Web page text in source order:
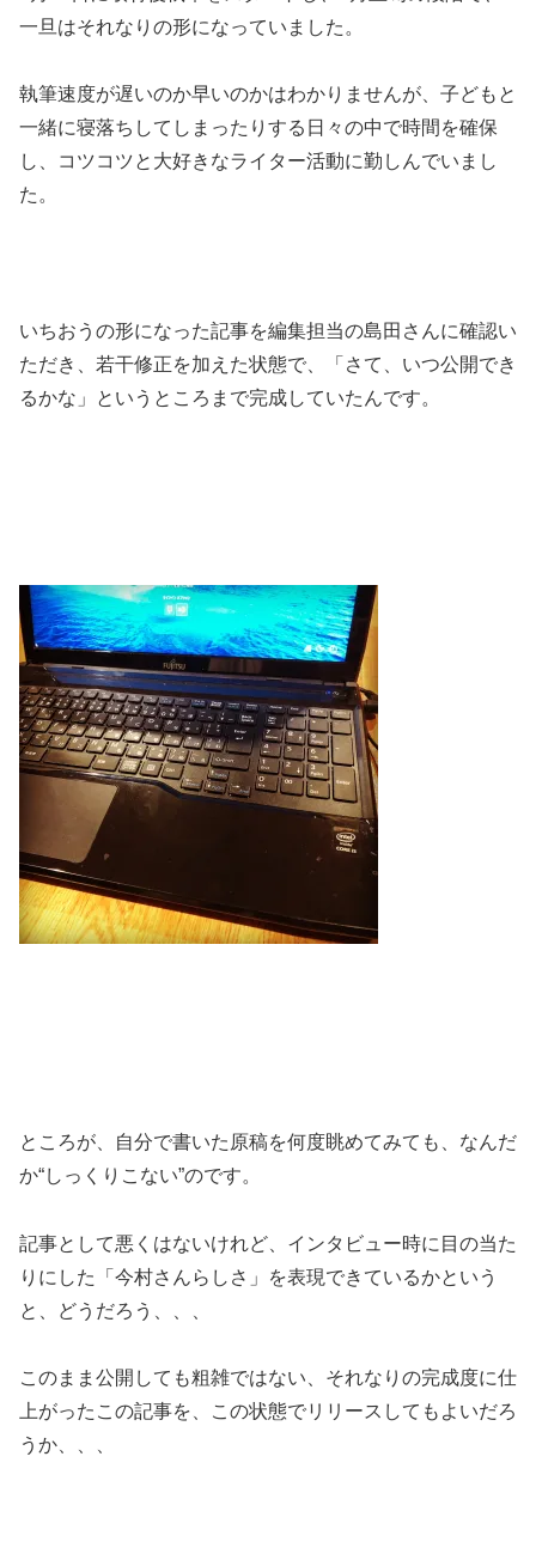
一旦はそれなりの形になっていました。
執筆速度が遅いのか早いのかはわかりませんが、子どもと
一緒に寝落ちしてしまったりする日々の中で時間を確保
し、コツコツと大好きなライター活動に勤しんでいまし
た。
いちおうの形になった記事を編集担当の島田さんに確認い
ただき、若干修正を加えた状態で、「さて、いつ公開でき
るかな」というところまで完成していたんです。
ところが、自分で書いた原稿を何度眺めてみても、なんだ
か“しっくりこない”のです。
記事として悪くはないけれど、インタビュー時に目の当た
りにした「今村さんらしさ」を表現できているかという
と、どうだろう、、、
このまま公開しても粗雑ではない、それなりの完成度に仕
上がったこの記事を、この状態でリリースしてもよいだろ
うか、、、